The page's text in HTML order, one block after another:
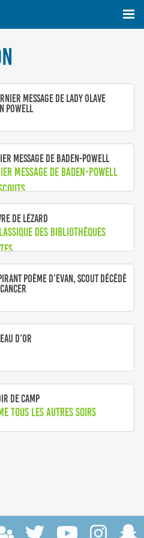
message de Lady Olave
Powell
message de Baden-Powell
message de Baden-Powell
de Lézard
des bibliothèques
poème d’Evan, scout décédé
d’or
de camp
tous les autres soirs